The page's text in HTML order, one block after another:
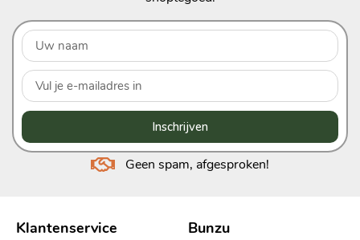
Inschrijven
Geen spam, afgesproken!
Klantenservice Bunzu